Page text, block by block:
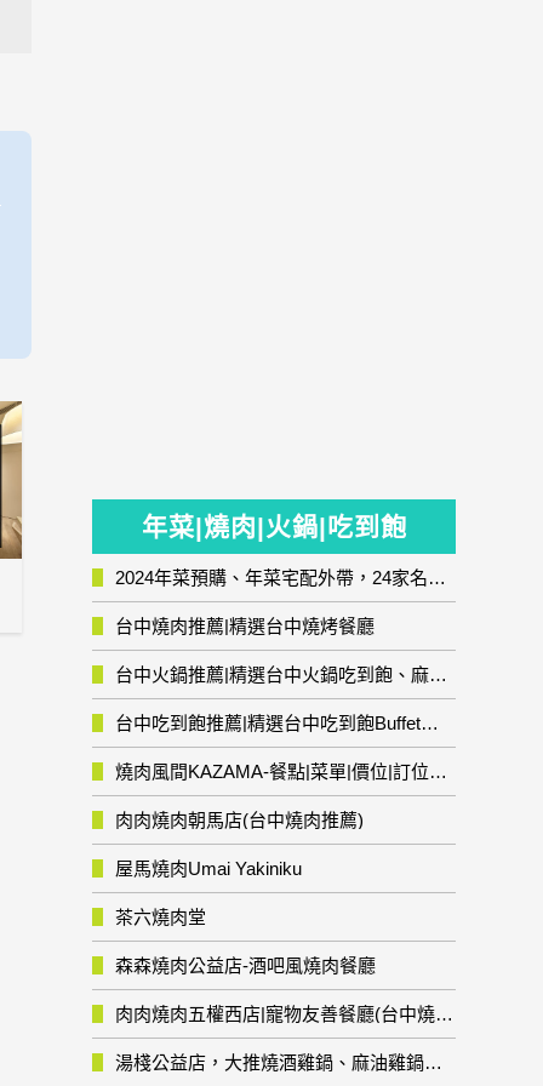
年菜|燒肉|火鍋|吃到飽
2024年菜預購、年菜宅配外帶，24家名店年菜推薦整理，圍爐輕鬆上菜團圓趣
台中燒肉推薦|精選台中燒烤餐廳
台中火鍋推薦|精選台中火鍋吃到飽、麻辣鍋、鴛鴦鍋、石頭火鍋、酸菜白肉鍋、海鮮鍋、燒酒雞、麻油雞、壽喜燒等熱門人氣火鍋店!
台中吃到飽推薦|精選台中吃到飽Buffet自助餐廳
燒肉風間KAZAMA-餐點|菜單|價位|訂位資訊
肉肉燒肉朝馬店(台中燒肉推薦)
屋馬燒肉Umai Yakiniku
茶六燒肉堂
森森燒肉公益店-酒吧風燒肉餐廳
肉肉燒肉五權西店|寵物友善餐廳(台中燒肉推薦)
湯棧公益店，大推燒酒雞鍋、麻油雞鍋暖暖有夠補